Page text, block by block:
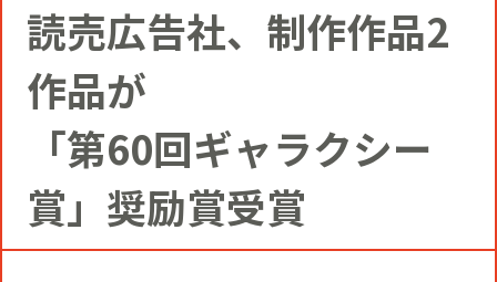
VI
YOMIKOグループ ビジョン・パーパ
ス・バリューズ
コミュニティクリエイション®
事例
コミュニティクリエイションの仕掛け
NEWS
ニュースリリース
お知らせ
SERVICE
CIVIC PRIDE®コンサルティング
SUSTAINABILITY
読売広告社、制作作品2
作品が
「第60回ギャラクシー
賞」奨励賞受賞